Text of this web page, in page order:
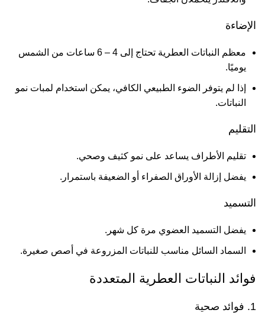
الإضاءة
معظم النباتات العطرية تحتاج إلى 4 – 6 ساعات من الشمس
يوميًا.
إذا لم يتوفر الضوء الطبيعي الكافي، يمكن استخدام لمبات نمو
النباتات.
التقليم
تقليم الأطراف يساعد على نمو كثيف وصحي.
يفضل إزالة الأوراق الصفراء أو الضعيفة باستمرار.
التسميد
يفضل التسميد العضوي مرة كل شهر.
السماد السائل مناسب للنباتات المزروعة في أصص صغيرة.
فوائد النباتات العطرية المتعددة
1. فوائد صحية